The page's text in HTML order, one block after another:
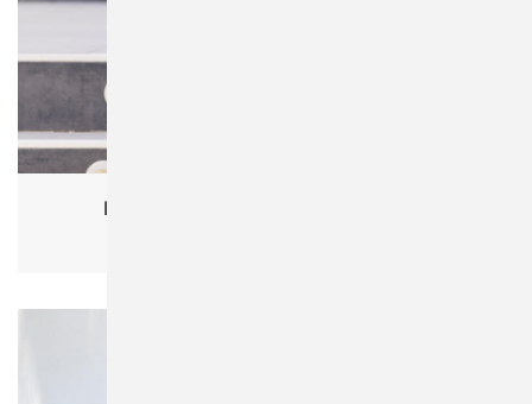
Fruit of the Loom 63-218-0 Premium Polo